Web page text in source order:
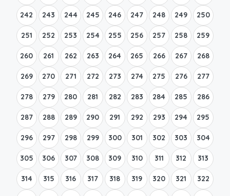
242 243 244 245 246 247 248 249 250
251 252 253 254 255 256 257 258 259
260 261 262 263 264 265 266 267 268
269 270 271 272 273 274 275 276 277
278 279 280 281 282 283 284 285 286
287 288 289 290 291 292 293 294 295
296 297 298 299 300 301 302 303 304
305 306 307 308 309 310 311 312 313
314 315 316 317 318 319 320 321 322